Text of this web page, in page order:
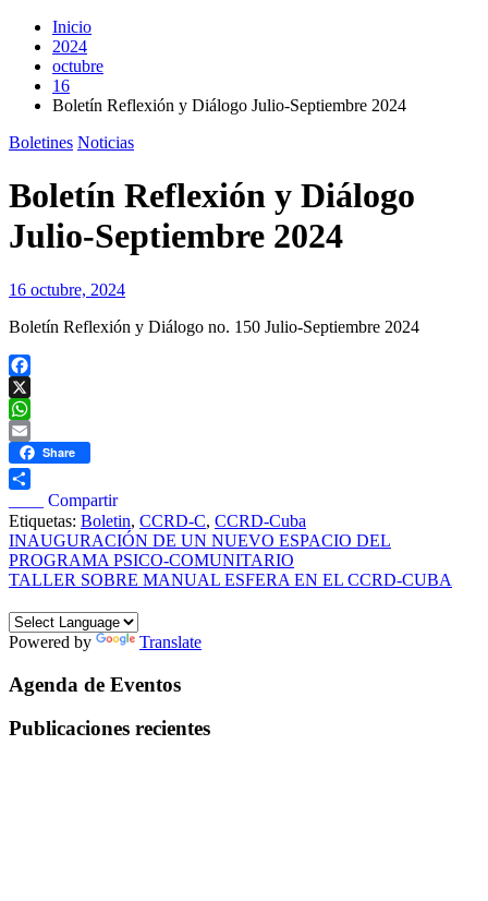
Inicio
2024
octubre
16
Boletín Reflexión y Diálogo Julio-Septiembre 2024
Boletines Noticias
Boletín Reflexión y Diálogo
Julio-Septiembre 2024
16 octubre, 2024
Boletín Reflexión y Diálogo no. 150 Julio-Septiembre 2024
Facebook
X
WhatsApp
EmailShare
____ Compartir
Etiquetas: Boletin, CCRD-C, CCRD-Cuba
Navegación
de
INAUGURACIÓN DE UN NUEVO ESPACIO DEL
PROGRAMA PSICO-COMUNITARIO
TALLER SOBRE MANUAL ESFERA EN EL CCRD-CUBA
Powered by Translate
Agenda de Eventos
Publicaciones recientes